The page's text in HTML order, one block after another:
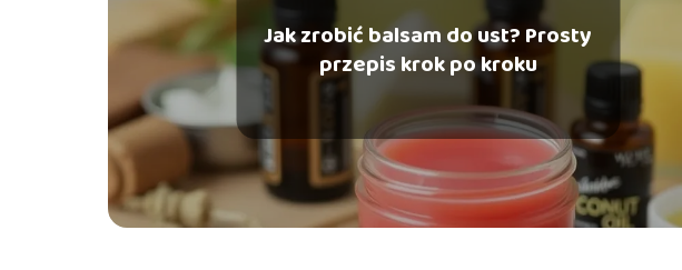
Jak zrobić balsam do ust? Prosty
przepis krok po kroku